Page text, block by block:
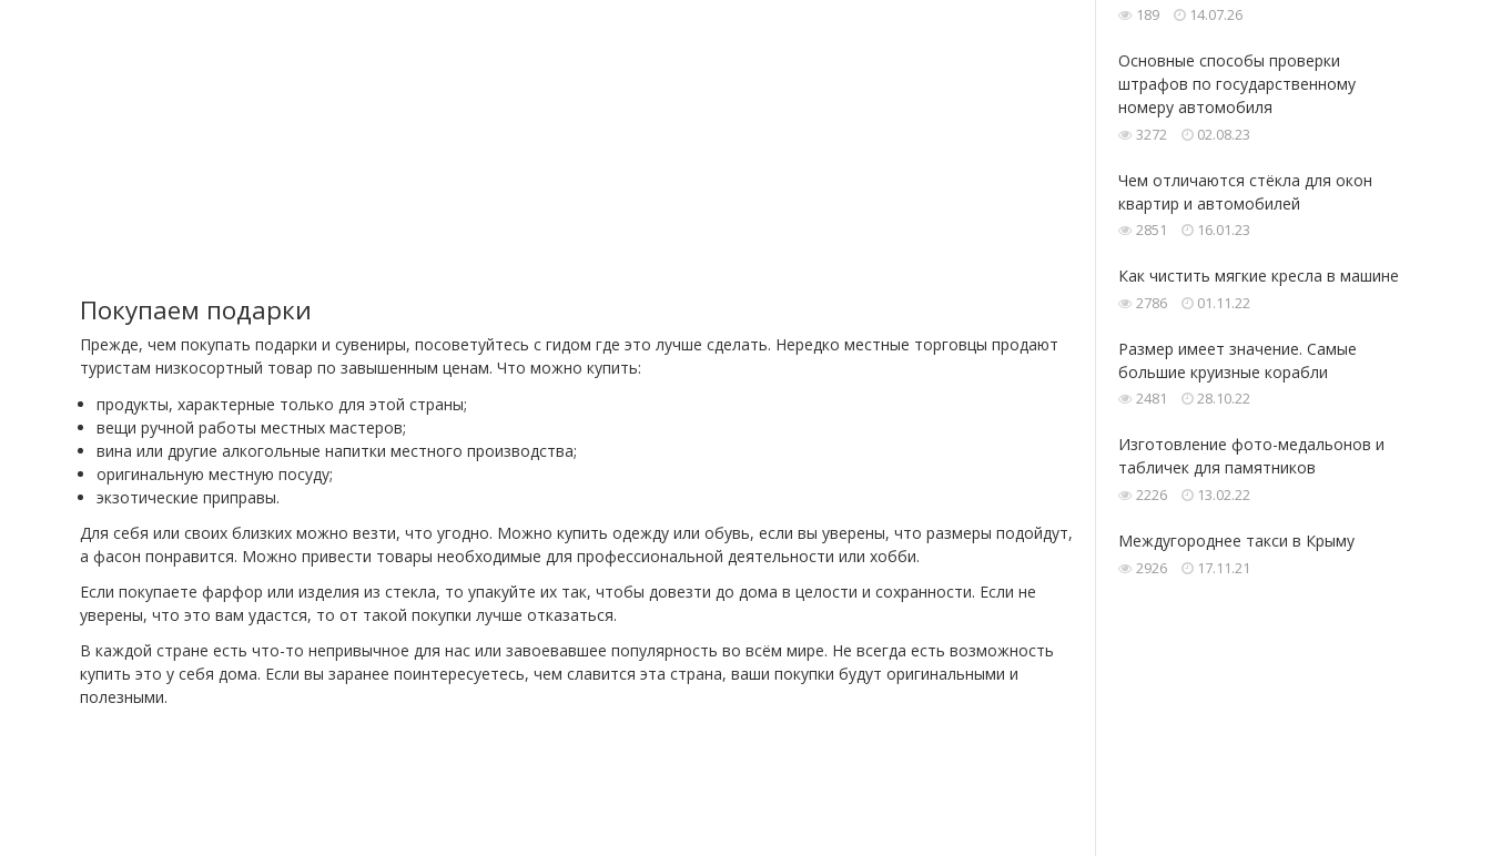
Покупаем подарки
Прежде, чем покупать подарки и сувениры, посоветуйтесь с гидом где это лучше сделать. Нередко местные торговцы продают
туристам низкосортный товар по завышенным ценам. Что можно купить:
продукты, характерные только для этой страны;
вещи ручной работы местных мастеров;
вина или другие алкогольные напитки местного производства;
оригинальную местную посуду;
экзотические приправы.
Для себя или своих близких можно везти, что угодно. Можно купить одежду или обувь, если вы уверены, что размеры подойдут,
а фасон понравится. Можно привести товары необходимые для профессиональной деятельности или хобби.
Если покупаете фарфор или изделия из стекла, то упакуйте их так, чтобы довезти до дома в целости и сохранности. Если не
уверены, что это вам удастся, то от такой покупки лучше отказаться.
В каждой стране есть что-то непривычное для нас или завоевавшее популярность во всём мире. Не всегда есть возможность
купить это у себя дома. Если вы заранее поинтересуетесь, чем славится эта страна, ваши покупки будут оригинальными и
полезными.
189 14.07.26
Основные способы проверки
штрафов по государственному
номеру автомобиля
3272 02.08.23
Чем отличаются стёкла для окон
квартир и автомобилей
2851 16.01.23
Как чистить мягкие кресла в машине
2786 01.11.22
Размер имеет значение. Самые
большие круизные корабли
2481 28.10.22
Изготовление фото-медальонов и
табличек для памятников
2226 13.02.22
Междугороднее такси в Крыму
2926 17.11.21